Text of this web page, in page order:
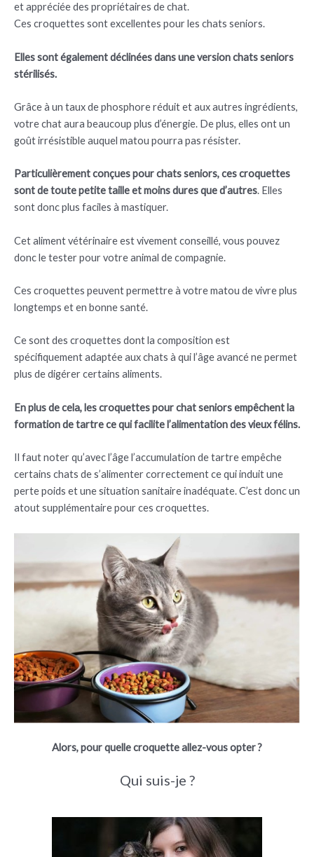
et appréciée des propriétaires de chat.
Ces croquettes sont excellentes pour les chats seniors.
Elles sont également déclinées dans une version chats seniors
stérilisés.
Grâce à un taux de phosphore réduit et aux autres ingrédients,
votre chat aura beaucoup plus d’énergie. De plus, elles ont un
goût irrésistible auquel matou pourra pas résister.
Particulièrement conçues pour chats seniors, ces croquettes
sont de toute petite taille et moins dures que d’autres. Elles
sont donc plus faciles à mastiquer.
Cet aliment vétérinaire est vivement conseillé, vous pouvez
donc le tester pour votre animal de compagnie.
Ces croquettes peuvent permettre à votre matou de vivre plus
longtemps et en bonne santé.
Ce sont des croquettes dont la composition est
spécifiquement adaptée aux chats à qui l’âge avancé ne permet
plus de digérer certains aliments.
En plus de cela, les croquettes pour chat seniors empêchent la
formation de tartre ce qui facilite l’alimentation des vieux félins.
Il faut noter qu’avec l’âge l’accumulation de tartre empêche
certains chats de s’alimenter correctement ce qui induit une
perte poids et une situation sanitaire inadéquate. C’est donc un
atout supplémentaire pour ces croquettes.
Alors, pour quelle croquette allez-vous opter ?
Qui suis-je ?